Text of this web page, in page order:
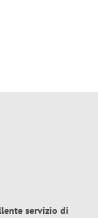
servizio di